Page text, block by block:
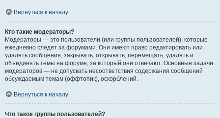
Вернуться к началу
Кто такие модераторы?
Модераторы — это пользователи (или группы пользователей), которые
ежедневно следят за форумами. Они имеют право редактировать или
удалять сообщения, закрывать, открывать, перемещать, удалять и
объединять темы на форуме, за который они отвечают. Основные задачи
модераторов — не допускать несоответствия содержания сообщений
обсуждаемым темам (оффтопик), оскорблений.
Вернуться к началу
Что такое группы пользователей?